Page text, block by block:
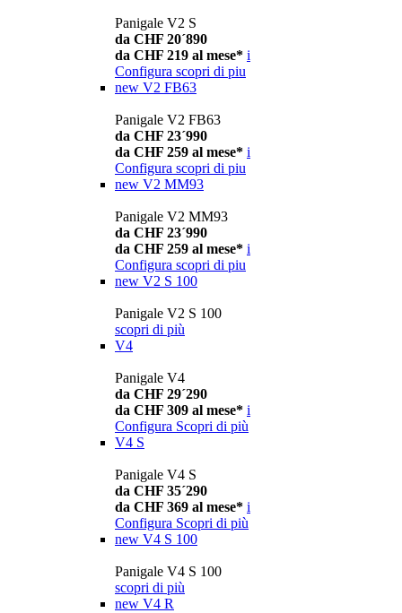
Panigale V2 S
da CHF 20´890
da CHF 219 al mese* i
Configura scopri di piu
new V2 FB63
Panigale V2 FB63
da CHF 23´990
da CHF 259 al mese* i
Configura scopri di piu
new V2 MM93
Panigale V2 MM93
da CHF 23´990
da CHF 259 al mese* i
Configura scopri di piu
new V2 S 100
Panigale V2 S 100
scopri di più
V4
Panigale V4
da CHF 29´290
da CHF 309 al mese* i
Configura Scopri di più
V4 S
Panigale V4 S
da CHF 35´290
da CHF 369 al mese* i
Configura Scopri di più
new V4 S 100
Panigale V4 S 100
scopri di più
new V4 R